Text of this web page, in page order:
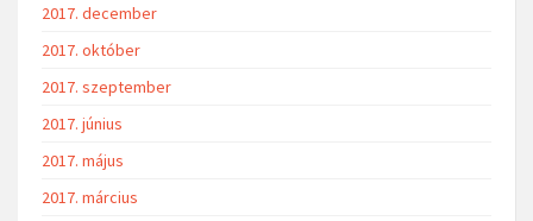
2017. december
2017. október
2017. szeptember
2017. június
2017. május
2017. március